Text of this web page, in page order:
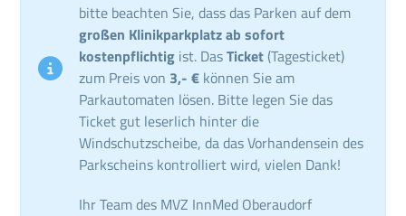
bitte beachten Sie, dass das Parken auf dem
großen Klinikparkplatz ab sofort
kostenpflichtig ist. DasTicket (Tagesticket)
zum Preis von 3,- € können Sie am
Parkautomaten lösen. Bitte legen Sie das
Ticket gut leserlich hinter die
Windschutzscheibe, da das Vorhandensein des
Parkscheins kontrolliert wird, vielen Dank!
Ihr Team des MVZ InnMed Oberaudorf